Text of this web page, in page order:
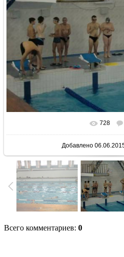
В реальном размере
728
Добавлено
Всего комментариев: 0